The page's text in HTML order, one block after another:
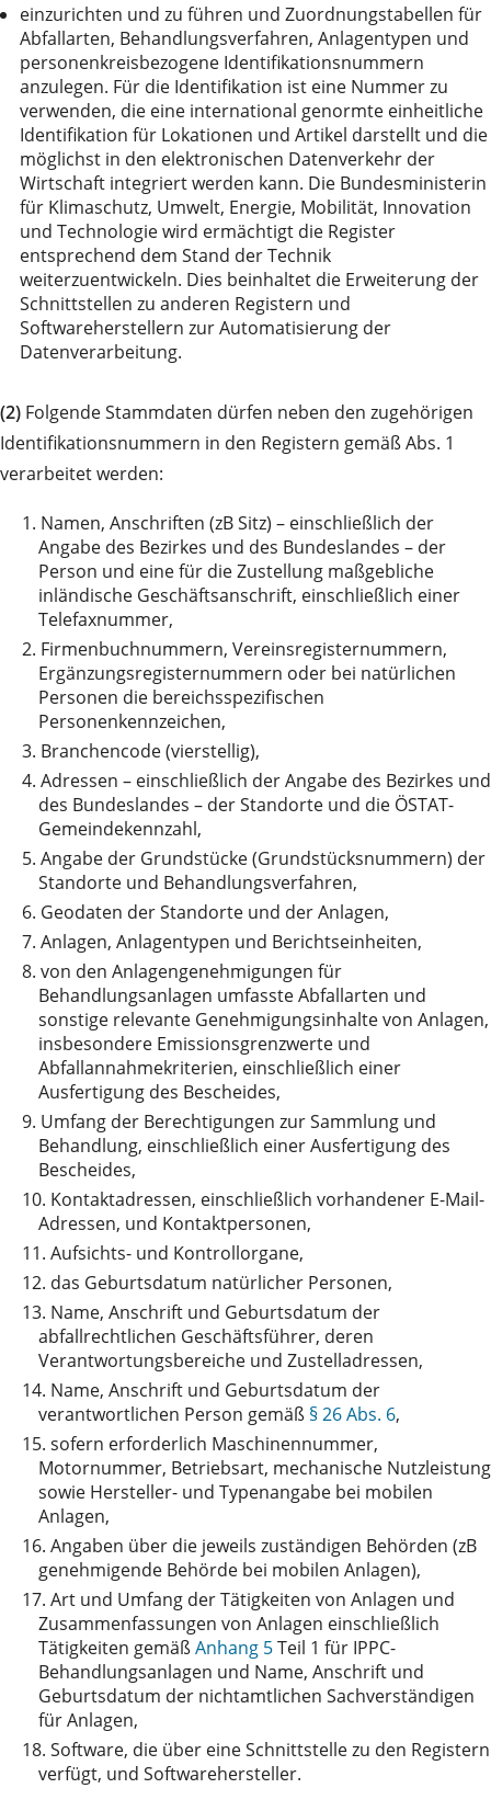
einzurichten und zu führen und Zuordnungstabellen für
Abfallarten, Behandlungsverfahren, Anlagentypen und
personenkreisbezogene Identifikationsnummern
anzulegen. Für die Identifikation ist eine Nummer zu
verwenden, die eine international genormte einheitliche
Identifikation für Lokationen und Artikel darstellt und die
möglichst in den elektronischen Datenverkehr der
Wirtschaft integriert werden kann. Die Bundesministerin
für Klimaschutz, Umwelt, Energie, Mobilität, Innovation
und Technologie wird ermächtigt die Register
entsprechend dem Stand der Technik
weiterzuentwickeln. Dies beinhaltet die Erweiterung der
Schnittstellen zu anderen Registern und
Softwareherstellern zur Automatisierung der
Datenverarbeitung.
(2) Folgende Stammdaten dürfen neben den zugehörigen
Identifikationsnummern in den Registern gemäß Abs. 1
verarbeitet werden:
1. Namen, Anschriften (zB Sitz) – einschließlich der
Angabe des Bezirkes und des Bundeslandes – der
Person und eine für die Zustellung maßgebliche
inländische Geschäftsanschrift, einschließlich einer
Telefaxnummer,
2. Firmenbuchnummern, Vereinsregisternummern,
Ergänzungsregisternummern oder bei natürlichen
Personen die bereichsspezifischen
Personenkennzeichen,
3. Branchencode (vierstellig),
4. Adressen – einschließlich der Angabe des Bezirkes und
des Bundeslandes – der Standorte und die ÖSTAT-
Gemeindekennzahl,
5. Angabe der Grundstücke (Grundstücksnummern) der
Standorte und Behandlungsverfahren,
6. Geodaten der Standorte und der Anlagen,
7. Anlagen, Anlagentypen und Berichtseinheiten,
8. von den Anlagengenehmigungen für
Behandlungsanlagen umfasste Abfallarten und
sonstige relevante Genehmigungsinhalte von Anlagen,
insbesondere Emissionsgrenzwerte und
Abfallannahmekriterien, einschließlich einer
Ausfertigung des Bescheides,
9. Umfang der Berechtigungen zur Sammlung und
Behandlung, einschließlich einer Ausfertigung des
Bescheides,
10. Kontaktadressen, einschließlich vorhandener E-Mail-
Adressen, und Kontaktpersonen,
11. Aufsichts- und Kontrollorgane,
12. das Geburtsdatum natürlicher Personen,
13. Name, Anschrift und Geburtsdatum der
abfallrechtlichen Geschäftsführer, deren
Verantwortungsbereiche und Zustelladressen,
14. Name, Anschrift und Geburtsdatum der
verantwortlichen Person gemäß § 26 Abs. 6,
15. sofern erforderlich Maschinennummer,
Motornummer, Betriebsart, mechanische Nutzleistung
sowie Hersteller- und Typenangabe bei mobilen
Anlagen,
16. Angaben über die jeweils zuständigen Behörden (zB
genehmigende Behörde bei mobilen Anlagen),
17. Art und Umfang der Tätigkeiten von Anlagen und
Zusammenfassungen von Anlagen einschließlich
Tätigkeiten gemäßAnhang 5Teil 1 für IPPC-
Behandlungsanlagen und Name, Anschrift und
Geburtsdatum der nichtamtlichen Sachverständigen
für Anlagen,
18. Software, die über eine Schnittstelle zu den Registern
verfügt, und Softwarehersteller.